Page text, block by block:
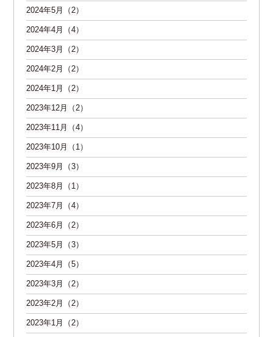
2024年5月（2）
2024年4月（4）
2024年3月（2）
2024年2月（2）
2024年1月（2）
2023年12月（2）
2023年11月（4）
2023年10月（1）
2023年9月（3）
2023年8月（1）
2023年7月（4）
2023年6月（2）
2023年5月（3）
2023年4月（5）
2023年3月（2）
2023年2月（2）
2023年1月（2）